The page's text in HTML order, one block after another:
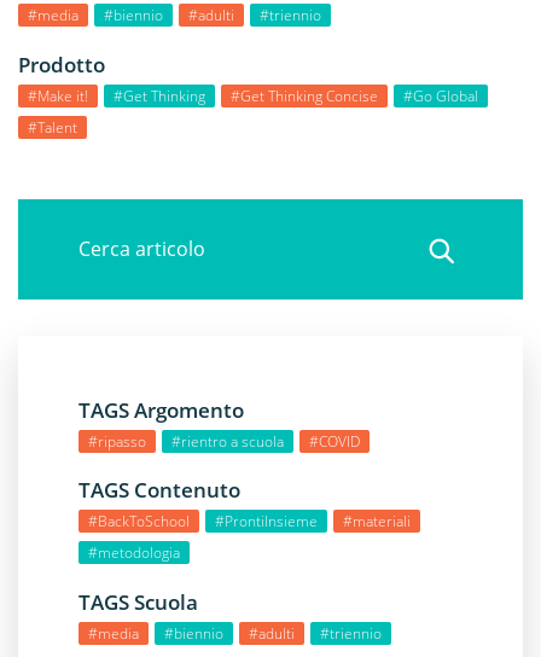
#media #biennio #adulti #triennio
Prodotto
#Make it! #Get Thinking #Get Thinking Concise
#Go Global
#Talent
TAGS Argomento
#ripasso #rientro a scuola #COVID
TAGS Contenuto
#BackToSchool #ProntiInsieme
#materiali
#metodologia
TAGS Scuola
#media #biennio #adulti #triennio